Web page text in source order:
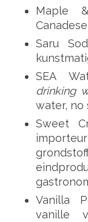
Maple
Saru
SEA
drinking
water, no
Sweet
Vanilla
vanille